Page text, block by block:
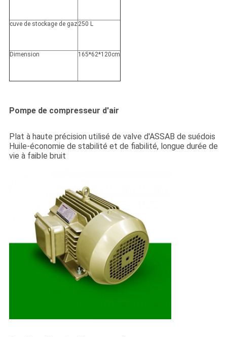
cuve de stockage de gaz 250 L
Dimension 165*62*120cm
Pompe de compresseur d'air
Plat à haute précision utilisé de valve d'ASSAB de suédois
Huile-économie de stabilité et de fiabilité, longue durée de
vie à faible bruit